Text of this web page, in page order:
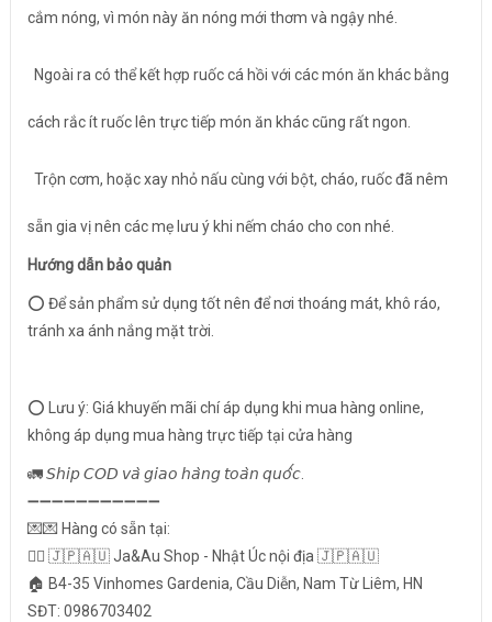
cắm nóng, vì món này ăn nóng mới thơm và ngậy nhé.
Ngoài ra có thể kết hợp ruốc cá hồi với các món ăn khác bằng
cách rắc ít ruốc lên trực tiếp món ăn khác cũng rất ngon.
Trộn cơm, hoặc xay nhỏ nấu cùng với bột, cháo, ruốc đã nêm
sẵn gia vị nên các mẹ lưu ý khi nếm cháo cho con nhé.
Hướng dẫn bảo quản
⭕️ Để sản phẩm sử dụng tốt nên để nơi thoáng mát, khô ráo,
tránh xa ánh nắng mặt trời.
⭕️ Lưu ý: Giá khuyến mãi chí áp dụng khi mua hàng online,
không áp dụng mua hàng trực tiếp tại cửa hàng
🚛 𝘚𝘩𝘪𝘱 𝘊𝘖𝘋 𝘷𝘢̀ 𝘨𝘪𝘢𝘰 𝘩𝘢̀𝘯𝘨 𝘵𝘰𝘢̀𝘯 𝘲𝘶𝘰̂́𝘤.
➖➖➖➖➖➖➖➖➖➖➖
💌💌 Hàng có sẵn tại:
👉🏻 🇯🇵🇦🇺 Ja&Au Shop - Nhật Úc nội địa 🇯🇵🇦🇺
🏠 B4-35 Vinhomes Gardenia, Cầu Diễn, Nam Từ Liêm, HN
SĐT: 0986703402